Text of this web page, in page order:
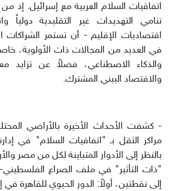
اتفاقيات السلام العربية مع إسرائيل.
تنامي التهديدات غير التقليدية دولياً
اقتصاديات الإقليم - أن تستمر الشراكات
في العديد من المجالات ذات الأولوية،
والذكاء الاصطناعي، فضلاً عن تزايد
والاقتصاد البيني المشترك.
- كشفت الأحداث الأخيرة بالأراضي
مراكز الثقل بـ "اتفاقيات السلام" في
بالنظر إلى الأدوار المتباينة لكل من مصر
"ذات التأثير" في ملف الصراع الفلسطيني-
إلى نقطتين، أولاً: الدور الحيوي للقاهرة في